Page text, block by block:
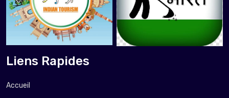
Liens Rapides
Accueil